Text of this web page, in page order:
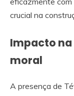
crucial na
Impacto
moral
A presença de